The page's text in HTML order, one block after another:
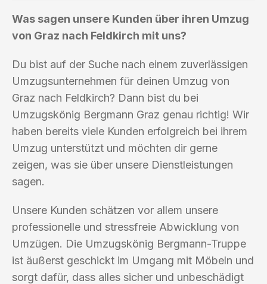
Was sagen unsere Kunden über ihren Umzug
von Graz nach Feldkirch mit uns?
Du bist auf der Suche nach einem zuverlässigen
Umzugsunternehmen für deinen Umzug von
Graz nach Feldkirch? Dann bist du bei
Umzugskönig Bergmann Graz genau richtig! Wir
haben bereits viele Kunden erfolgreich bei ihrem
Umzug unterstützt und möchten dir gerne
zeigen, was sie über unsere Dienstleistungen
sagen.
Unsere Kunden schätzen vor allem unsere
professionelle und stressfreie Abwicklung von
Umzügen. Die Umzugskönig Bergmann-Truppe
ist äußerst geschickt im Umgang mit Möbeln und
sorgt dafür, dass alles sicher und unbeschädigt